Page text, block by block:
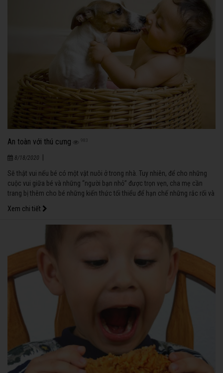
An toàn với thú cưng 983
8/18/2020
Sẽ thật vui nếu bé có một vật nuôi ở trong nhà. Tuy nhiên, để cho những
cuộc vui giữa bé và những “người bạn nhỏ” được trọn vẹn, cha mẹ cần
trang bị thêm cho bé những kiến thức tối thiểu để hạn chế những rắc rối và
Xem chi tiết